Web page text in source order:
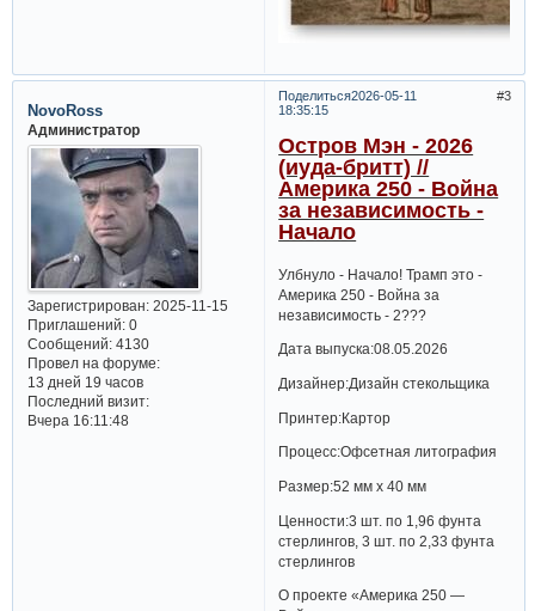
Поделиться 3
2026-05-11
18:35:15
NovoRoss
Администратор
Зарегистрирован: 2025-11-15
Приглашений:0
Сообщений:4130
Провел на форуме:
13 дней 19 часов
Последний визит:
Вчера 16:11:48
Остров Мэн - 2026
(иуда-бритт) //
Америка 250 - Война
за независимость -
Начало
Улбнуло - Начало! Трамп это -
Америка 250 - Война за
независимость - 2???
Дата выпуска:08.05.2026
Дизайнер:Дизайн стекольщика
Принтер:Картор
Процесс:Офсетная литография
Размер:52 мм x 40 мм
Ценности:3 шт. по 1,96 фунта
стерлингов, 3 шт. по 2,33 фунта
стерлингов
О проекте «Америка 250 —